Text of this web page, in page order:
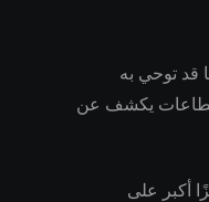
قد توحي به
القطاعات يكشف عن
أكبر على